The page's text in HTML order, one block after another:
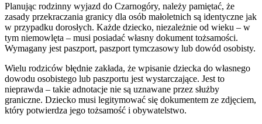
Planując rodzinny wyjazd do Czarnogóry, należy pamiętać, że
zasady przekraczania granicy dla osób małoletnich są identyczne jak
w przypadku dorosłych. Każde dziecko, niezależnie od wieku – w
tym niemowlęta – musi posiadać własny dokument tożsamości.
Wymagany jest paszport, paszport tymczasowy lub dowód osobisty.
Wielu rodziców błędnie zakłada, że wpisanie dziecka do własnego
dowodu osobistego lub paszportu jest wystarczające. Jest to
nieprawda – takie adnotacje nie są uznawane przez służby
graniczne. Dziecko musi legitymować się dokumentem ze zdjęciem,
który potwierdza jego tożsamość i obywatelstwo.